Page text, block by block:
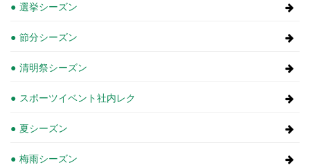
選挙シーズン
節分シーズン
清明祭シーズン
スポーツイベント社内レク
夏シーズン
梅雨シーズン